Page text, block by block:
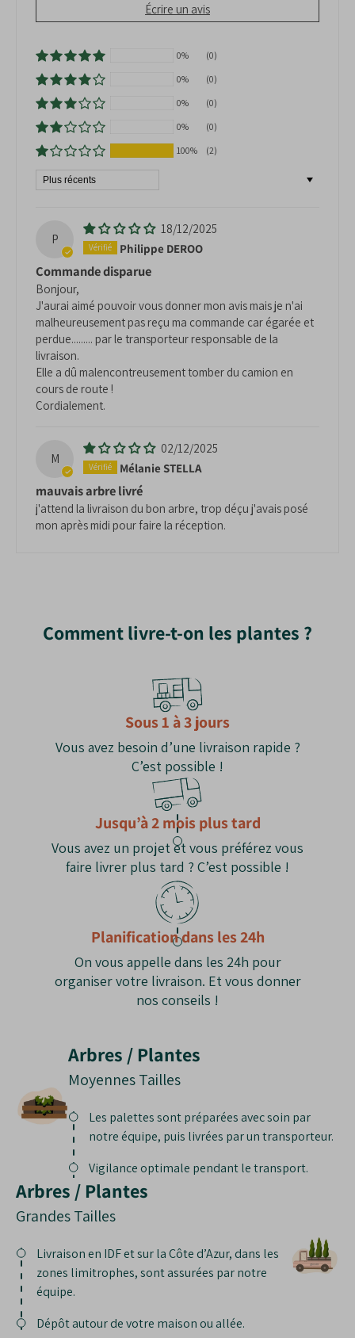
petits espaces.
alignement ou bac.
Faible entretien
taille nécessaire.
Résistant
: S’adapte bien à différents sols et
climats.
Les Inconvénients du Liquidambar Gumball
Croissance lente
Exigence en sol: Préfère une
légèrement acide et bien drainée.
Non mellifère: Peu intéressant pour les
pollinisateurs.
Écrire un avis
0%
(0)
0%
(0)
0%
(0)
0%
(0)
100%
(2)
Sort by
P
18/12/2025
Philippe DEROO
Commande disparue
Bonjour,
J'aurai aimé pouvoir vous donner mon avis mais je n'ai
malheureusement pas reçu ma commande car égarée et
perdue......... par le transporteur responsable de la
livraison.
Elle a dû malencontreusement tomber du camion en
cours de route !
Cordialement.
M
02/12/2025
Mélanie STELLA
mauvais arbre livré
j'attend la livraison du bon arbre, trop déçu j'avais posé
mon après midi pour faire la réception.
Comment livre-t-on les plantes ?
Sous 1 à 3 jours
Vous avez besoin d’une livraison rapide ?
C’est possible !
Jusqu’à 2 mois plus tard
Vous avez un projet et vous préférez vous
faire livrer plus tard ? C’est possible !
Planification dans les 24h
On vous appelle dans les 24h pour
organiser votre livraison. Et vous donner
nos conseils !
Arbres / Plantes
Moyennes Tailles
Les palettes sont préparées avec soin par
notre équipe, puis livrées par un transporteur.
Vigilance optimale pendant le transport.
Arbres / Plantes
Grandes Tailles
Livraison en IDF et sur la Côte d’Azur, dans les
zones limitrophes, sont assurées par notre
équipe.
Dépôt autour de votre maison ou allée.